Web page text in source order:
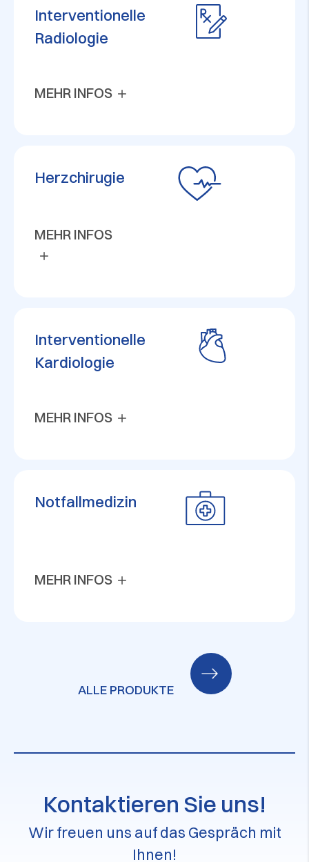
Interventionelle
Radiologie
MEHR INFOS
Herzchirugie
MEHR INFOS
Interventionelle
Kardiologie
MEHR INFOS
Notfallmedizin
MEHR INFOS
ALLE PRODUKTE
Kontaktieren Sie uns!
Wir freuen uns auf das Gespräch mit
Ihnen!